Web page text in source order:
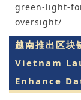
green-light-
oversight/
越南推出区块
Vietnam
Enhance